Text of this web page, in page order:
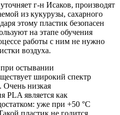
г-н Исаков, производят
из кукурузы, сахарного
этому пластик безопасен
на этапе обучения
работы с ним не нужно
воздуха.
при остывании
широкий спектр
Очень низкая
PLA является как
уже при +50 °С